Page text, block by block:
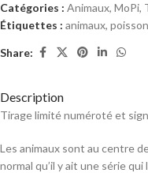
Catégories : Animaux, MoPi,
Étiquettes : animaux,
Share:
Description
Tirage limité numéroté et
Les animaux sont au centre
normal qu’il y ait une série